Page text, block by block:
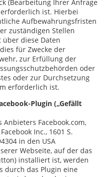
(Bearbeitung Ihrer Anfrage
ist. Hierbei
Aufbewahrungsfristen
zuständigen Stellen
diese Daten
für Zwecke der
zur Erfüllung der
oder
oder zur Durchsetzung
erforderlich ist.
Plugin („Gefällt
Facebook.com,
Inc., 1601 S.
in den USA
Webseite, auf der das
installiert ist, werden
durch das Plugin eine